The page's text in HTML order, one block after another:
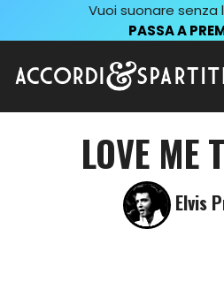
Vuoi suonare senza
PASSA A
LOVE ME
Elvis